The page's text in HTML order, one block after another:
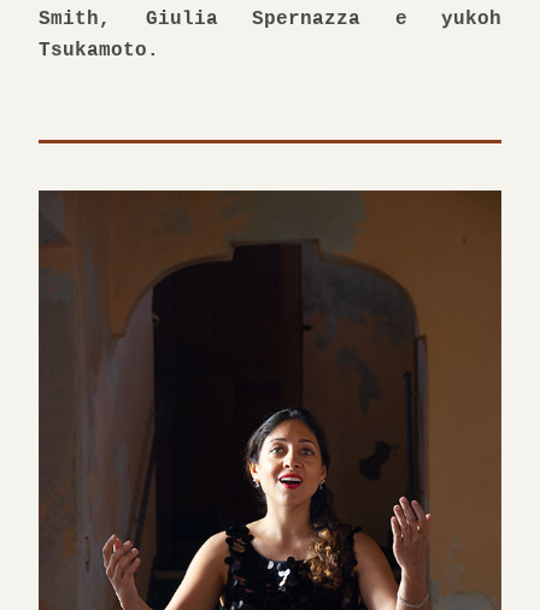
Smith, Giulia Spernazza e yukoh
Tsukamoto.